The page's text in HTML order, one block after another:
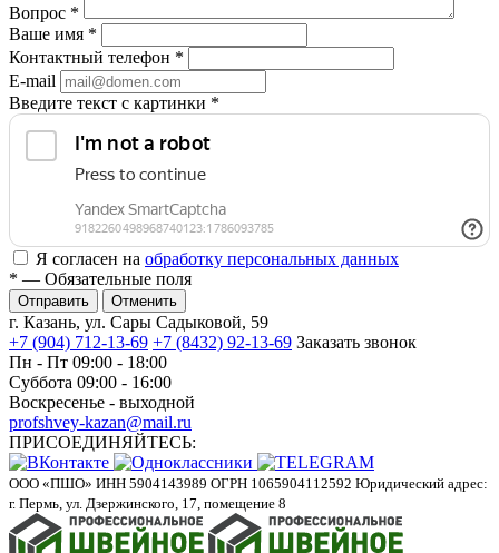
Вопрос *
Ваше имя *
Контактный телефон *
E-mail
Введите текст с картинки *
Я согласен на обработку персональных данных
* — Обязательные поля
Отменить
г. Казань, ул. Сары Садыковой, 59
+7 (904) 712-13-69 +7 (8432) 92-13-69 Заказать звонок
Пн - Пт 09:00 - 18:00
Суббота 09:00 - 16:00
Воскресенье - выходной
profshvey-kazan@mail.ru
ПРИСОЕДИНЯЙТЕСЬ:
ООО «ПШО» ИНН 5904143989 ОГРН 1065904112592 Юридический адрес:
г. Пермь, ул. Дзержинского, 17, помещение 8